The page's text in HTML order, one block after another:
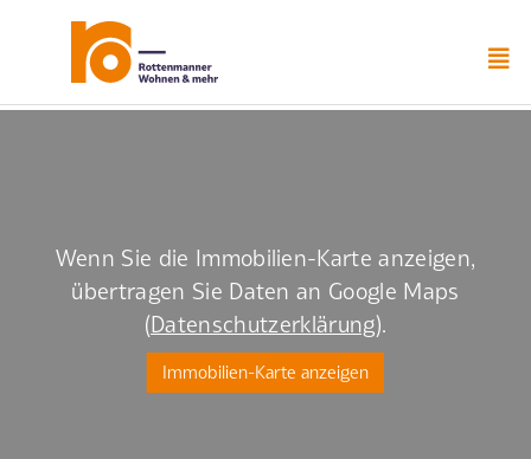
springen
Wenn Sie die Immobilien-Karte anzeigen,
übertragen Sie Daten an Google Maps
(Datenschutzerklärung).
Immobilien-Karte anzeigen